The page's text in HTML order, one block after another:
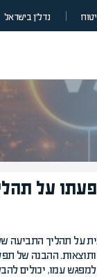
נדל”ן בישראל
על
על תהליך התביעה
ההבנה של
עמו, יכולים